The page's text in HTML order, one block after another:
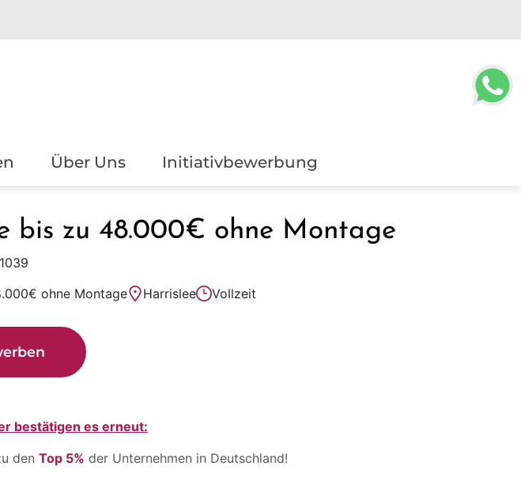
Über Uns Initiativbewerbung
bis zu 48.000€ ohne Montage
ohne Montage
Harrislee Vollzeit
bestätigen es erneut:
den Top 5% der Unternehmen in Deutschland!